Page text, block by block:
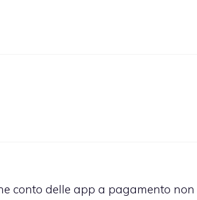
conto delle app a pagamento